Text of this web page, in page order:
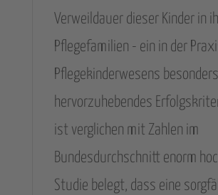
Verweildauer dieser Kinder in
Pflegefamilien - ein in der
Pflegekinderwesens besonders
hervorzuhebendes
ist verglichen mit Zahlen im
Bundesdurchschnitt enorm
Studie belegt, dass eine